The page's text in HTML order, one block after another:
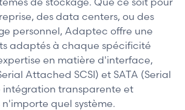
des data centers, ou des
personnel, Adaptec offre une
adaptés à chaque spécificité
en matière d'interface,
Attached SCSI) et SATA (Serial
intégration transparente et
quel système.